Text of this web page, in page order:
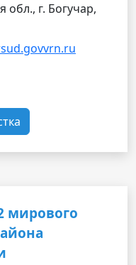
обл., г. Богучар,
мирового